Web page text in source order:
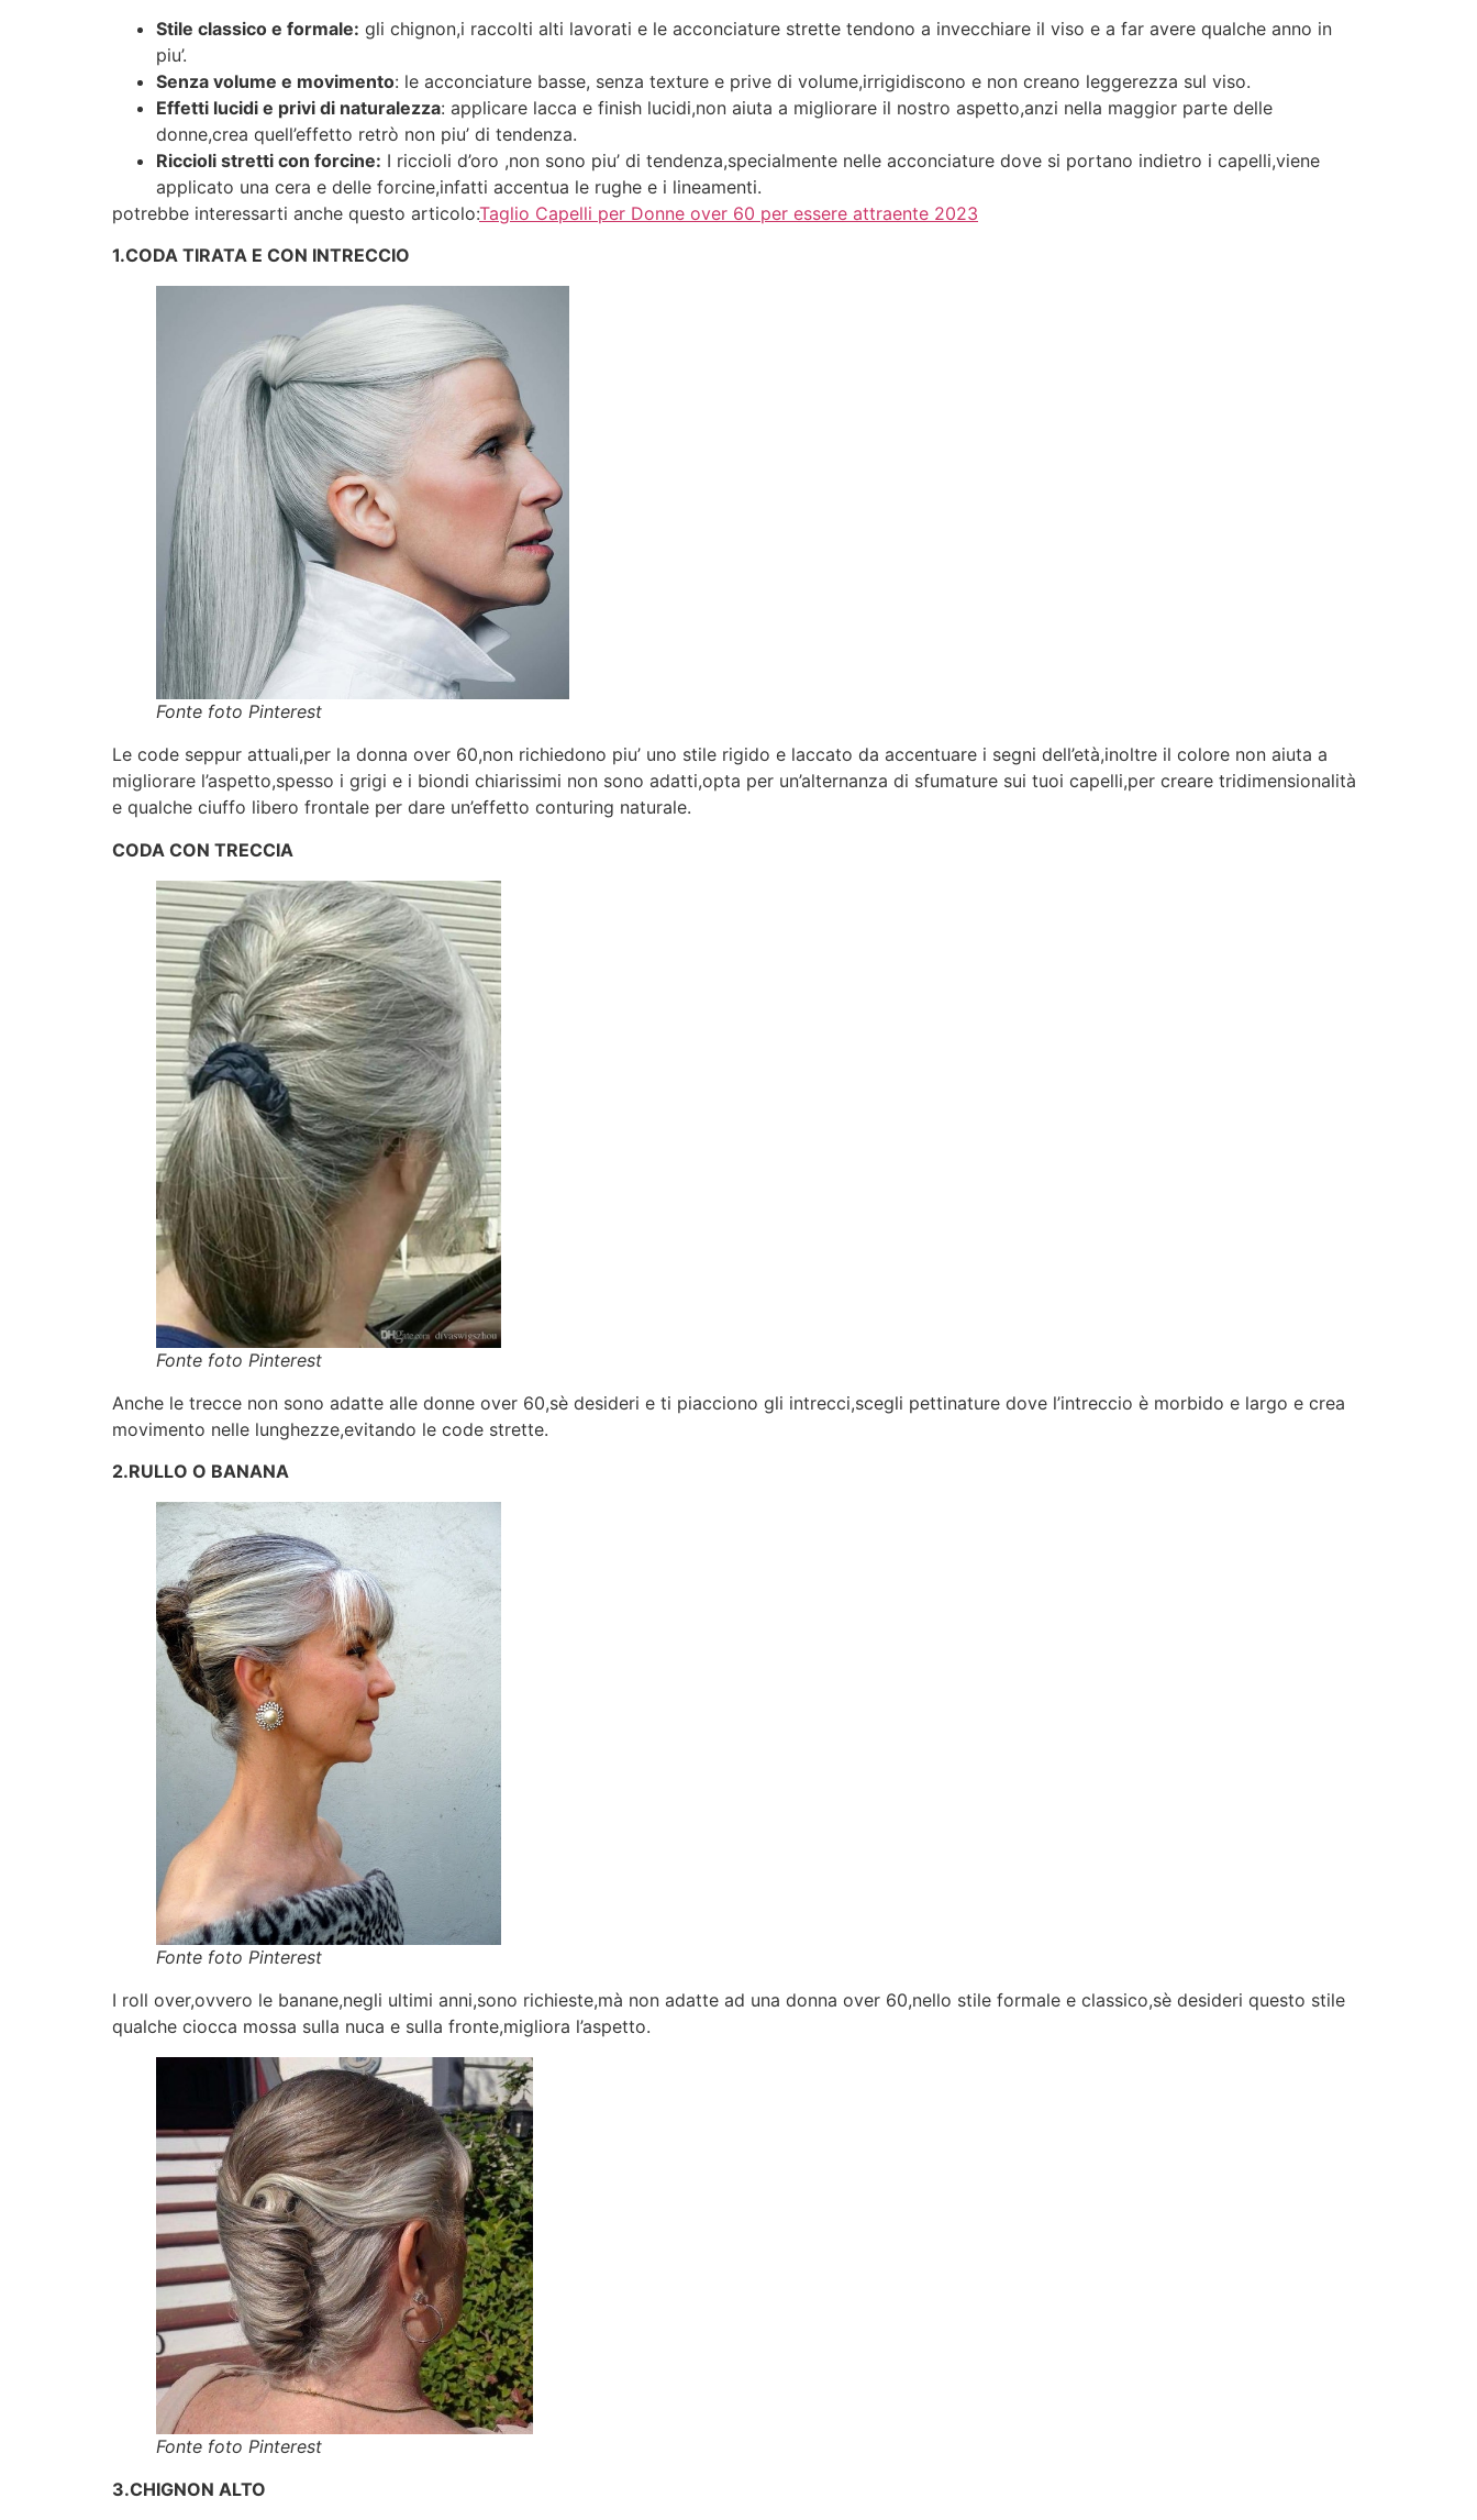
Stile classico e formale: gli chignon,i raccolti alti lavorati e le acconciature strette tendono a invecchiare il viso e a far avere qualche anno in
piu’.
Senza volume e movimento: le acconciature basse, senza texture e prive di volume,irrigidiscono e non creano leggerezza sul viso.
Effetti lucidi e privi di naturalezza: applicare lacca e finish lucidi,non aiuta a migliorare il nostro aspetto,anzi nella maggior parte delle
donne,crea quell’effetto retrò non piu’ di tendenza.
Riccioli stretti con forcine: I riccioli d’oro ,non sono piu’ di tendenza,specialmente nelle acconciature dove si portano indietro i capelli,viene
applicato una cera e delle forcine,infatti accentua le rughe e i lineamenti.
potrebbe interessarti anche questo articolo:Taglio Capelli per Donne over 60 per essere attraente 2023
1.CODA TIRATA E CON INTRECCIO
Fonte foto Pinterest
Le code seppur attuali,per la donna over 60,non richiedono piu’ uno stile rigido e laccato da accentuare i segni dell’età,inoltre il colore non aiuta a
migliorare l’aspetto,spesso i grigi e i biondi chiarissimi non sono adatti,opta per un’alternanza di sfumature sui tuoi capelli,per creare tridimensionalità
e qualche ciuffo libero frontale per dare un’effetto conturing naturale.
CODA CON TRECCIA
Fonte foto Pinterest
Anche le trecce non sono adatte alle donne over 60,sè desideri e ti piacciono gli intrecci,scegli pettinature dove l’intreccio è morbido e largo e crea
movimento nelle lunghezze,evitando le code strette.
2.RULLO O BANANA
Fonte foto Pinterest
I roll over,ovvero le banane,negli ultimi anni,sono richieste,mà non adatte ad una donna over 60,nello stile formale e classico,sè desideri questo stile
qualche ciocca mossa sulla nuca e sulla fronte,migliora l’aspetto.
Fonte foto Pinterest
3.CHIGNON ALTO